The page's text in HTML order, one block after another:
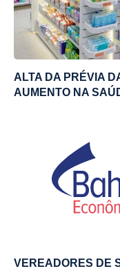
ALTA DA PRÉVIA
AUMENTO NA
VEREADORES DE